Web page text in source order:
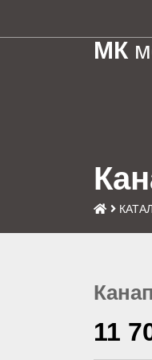
МК
11